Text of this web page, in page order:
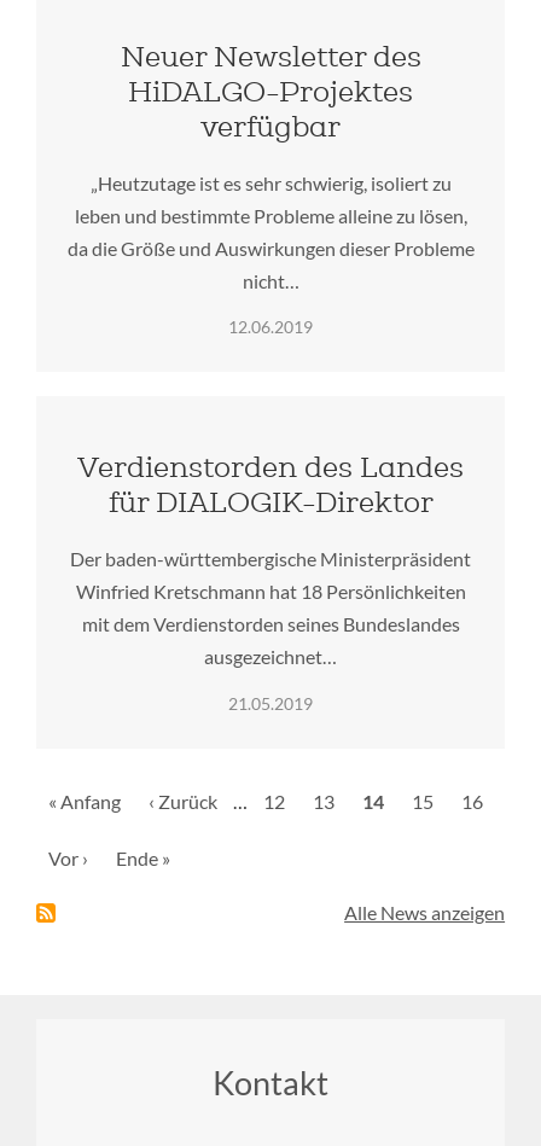
Neuer Newsletter des
HiDALGO-Projektes
verfügbar
„Heutzutage ist es sehr schwierig, isoliert zu
leben und bestimmte Probleme alleine zu lösen,
da die Größe und Auswirkungen dieser Probleme
nicht…
12.06.2019
Verdienstorden des Landes
für DIALOGIK-Direktor
Der baden-württembergische Ministerpräsident
Winfried Kretschmann hat 18 Persönlichkeiten
mit dem Verdienstorden seines Bundeslandes
ausgezeichnet…
21.05.2019
Erste
« Anfang
Vorherige
‹ Zurück … Seite
12 Seite
13
Aktuelle
14 Seite
15 Seite
16
Nächste
Vor ›
Letzte
Ende »
Alle News anzeigen
Kontakt